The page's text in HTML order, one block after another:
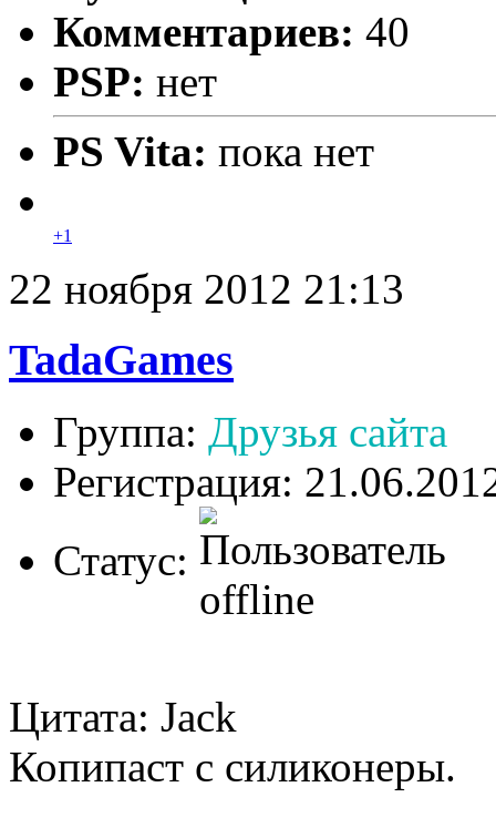
Комментариев: 40
PSP: нет
PS Vita: пока нет
+1
22 ноября 2012 21:13
TadaGames
Группа: Друзья сайта
Регистрация:
Статус:
Цитата: Jack
Копипаст с силиконеры.